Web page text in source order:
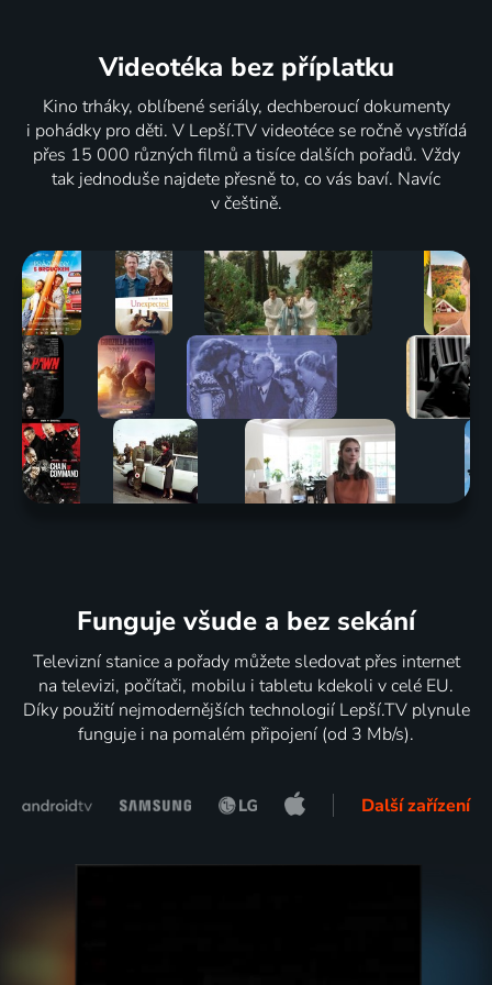
Tajemno a
2025-2026 | Historický
Zachraň,
-
harampádí
za všechny
prachy
2019-2023 | Kanada | Reality TV
Krásné
živé
památky
2019 | Historický
Cizinec
Krimi
93%
2 díly
Zázračná
planeta II
2016 | Velká Británie | Příroda
72%
4 díly
Žena na
konci
světa
2009 | Polsko | Civilizace, Cestování
4 díly
Beďarová
doktorka
Reality TV
70
3 díly
Vetřelci
dávnověku
2009-2020 | USA | Civilizace, Fantasy, Historický, Science Fiction
Videotéka bez příplatku
Kino trháky, oblíbené seriály, dechberoucí dokumenty
i pohádky pro děti. V Lepší.TV videotéce se ročně vystřídá
přes 15 000 různých filmů a tisíce dalších pořadů. Vždy
tak jednoduše najdete přesně to, co vás baví. Navíc
v češtině.
Funguje všude a bez sekání
Televizní stanice a pořady můžete sledovat přes internet
na televizi, počítači, mobilu i tabletu kdekoli v celé EU.
Díky použití nejmodernějších technologií Lepší.TV plynule
funguje i na pomalém připojení (od 3 Mb/s).
Další zařízení